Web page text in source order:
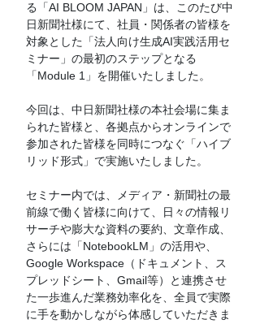
る「AI BLOOM JAPAN」は、このたび中
日新聞社様にて、社員・関係者の皆様を
対象とした「法人向け生成AI実践活用セ
ミナー」の最初のステップとなる
「Module 1」を開催いたしました。
今回は、中日新聞社様の本社会場に集ま
られた皆様と、各拠点からオンラインで
参加された皆様を同時につなぐ「ハイブ
リッド形式」で実施いたしました。
セミナー内では、メディア・新聞社の最
前線で働く皆様に向けて、日々の情報リ
サーチや膨大な資料の要約、文章作成、
さらには「NotebookLM」の活用や、
Google Workspace（ドキュメント、ス
プレッドシート、Gmail等）と連携させ
た一歩進んだ業務効率化を、全員で実際
に手を動かしながら体感していただきま